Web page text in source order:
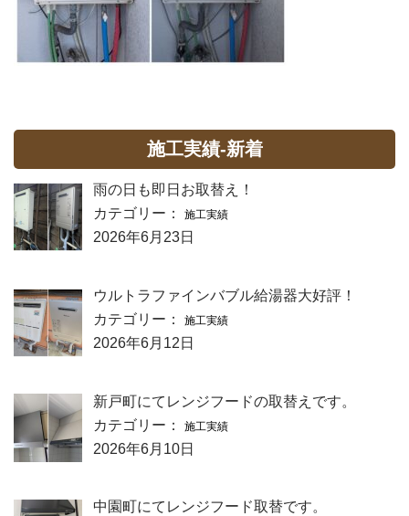
施工実績-新着
雨の日も即日お取替え！
カテゴリー：
施工実績
2026年6月23日
ウルトラファインバブル給湯器大好評！
カテゴリー：
施工実績
2026年6月12日
新戸町にてレンジフードの取替えです。
カテゴリー：
施工実績
2026年6月10日
中園町にてレンジフード取替です。